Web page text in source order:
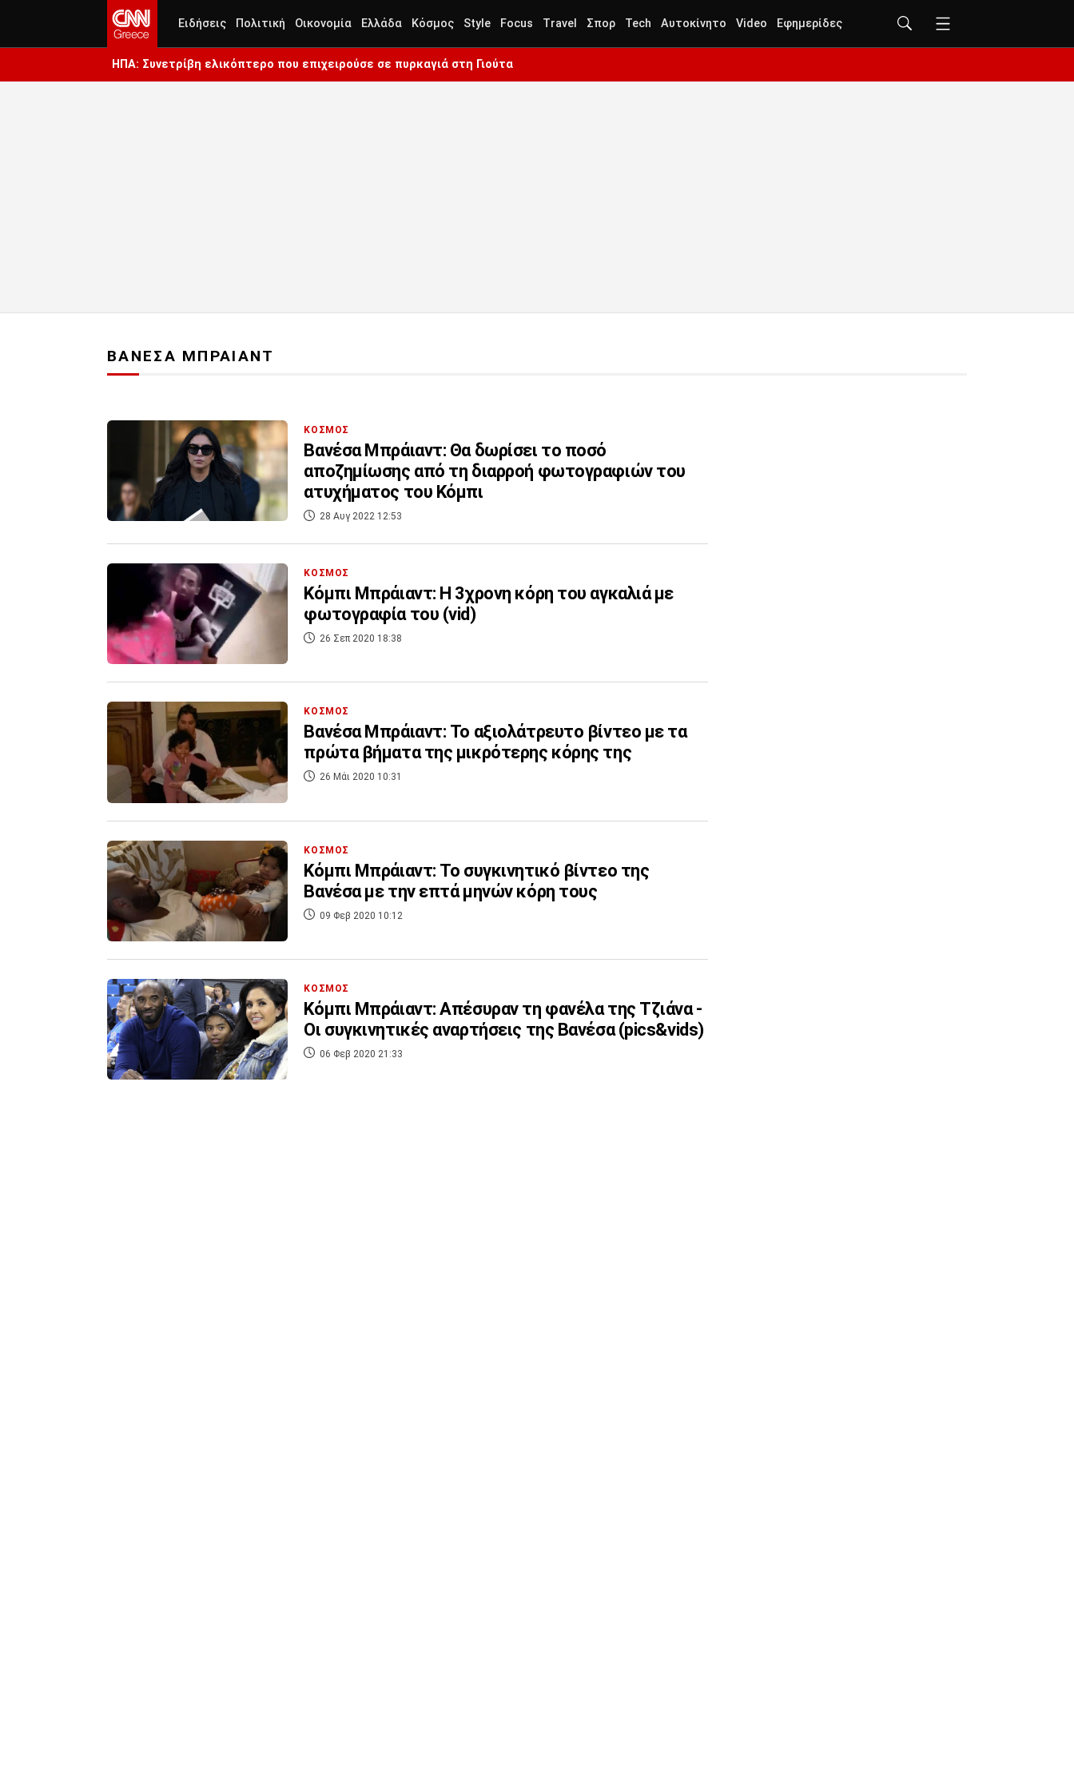
Ειδήσεις Πολιτική Οικονομία Ελλάδα Κόσμος Style Focus Travel Σπορ Tech Αυτοκίνητο Video Εφημερίδες
ΗΠΑ: Συνετρίβη ελικόπτερο που επιχειρούσε σε πυρκαγιά στη Γιούτα
ΒΑΝΕΣΑ ΜΠΡΑΙΑΝΤ
ΚΟΣΜΟΣ
Βανέσα Μπράιαντ: Θα δωρίσει το ποσό
αποζημίωσης από τη διαρροή φωτογραφιών του
ατυχήματος του Κόμπι
28 Αυγ 2022 12:53
ΚΟΣΜΟΣ
Κόμπι Μπράιαντ: Η 3χρονη κόρη του αγκαλιά με
φωτογραφία του (vid)
26 Σεπ 2020 18:38
ΚΟΣΜΟΣ
Βανέσα Μπράιαντ: Το αξιολάτρευτο βίντεο με τα
πρώτα βήματα της μικρότερης κόρης της
26 Μάι 2020 10:31
ΚΟΣΜΟΣ
Κόμπι Μπράιαντ: Το συγκινητικό βίντεο της
Βανέσα με την επτά μηνών κόρη τους
09 Φεβ 2020 10:12
ΚΟΣΜΟΣ
Κόμπι Μπράιαντ: Απέσυραν τη φανέλα της Τζιάνα -
Οι συγκινητικές αναρτήσεις της Βανέσα (pics&vids)
06 Φεβ 2020 21:33